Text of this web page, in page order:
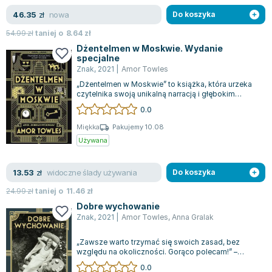
Zygmunt Freud
Agata Passent
Maciej Orłoś
Jo Nesbo
Katarzyna Miller
Antoine de Saint Exupery
Lew Tołstoj
Mark Twain
Paulina Młynarska
ks. Piotr Pawlukiewicz
Jarosław Sokołowski
Piotr Latocha
Michael Scott
Piotr Semka
Jarosław Iwaszkiewicz
46.35 zł nowa
54.99złtaniej o 8.64 zł
Do koszyka
Dżentelmen w Moskwie. Wydanie
specjalne
Znak, 2021
Amor Towles
„Dżentelmen w Moskwie” to książka, która urzeka
czytelnika swoją unikalną narracją i głębokim
przesłaniem. Historia rozpoczyna się...
0.0
Miękka
Pakujemy 10.08
Używana
13.53 zł widoczne ślady używania
24.99złtaniej o 11.46 zł
Do koszyka
Dobre wychowanie
Znak, 2021 Amor Towles, Anna Gralak
„Zawsze warto trzymać się swoich zasad, bez
względu na okoliczności. Gorąco polecam!” –
Urszula DudziakKsiążka, która zdobyła serc...
0.0